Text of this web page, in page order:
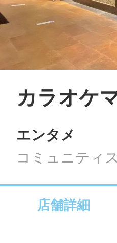
LINE
SMS
メー
URL
カラオケ
エンタメ
コミュニティ
店舗詳細
地